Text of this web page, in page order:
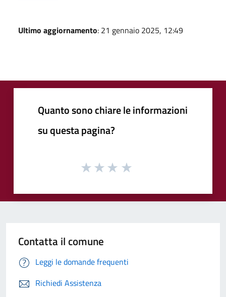
Ultimo aggiornamento: 21 gennaio 2025, 12:49
Quanto sono chiare le informazioni
su questa pagina?
Contatta il comune
Leggi le domande frequenti
Richiedi Assistenza